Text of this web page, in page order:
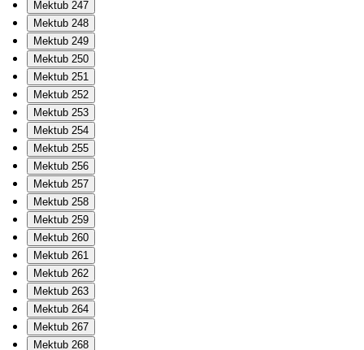
Mektub 247
Mektub 248
Mektub 249
Mektub 250
Mektub 251
Mektub 252
Mektub 253
Mektub 254
Mektub 255
Mektub 256
Mektub 257
Mektub 258
Mektub 259
Mektub 260
Mektub 261
Mektub 262
Mektub 263
Mektub 264
Mektub 267
Mektub 268